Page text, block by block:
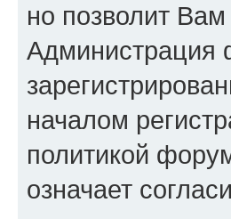
но позволит
Администрация
началом
политикой
означает